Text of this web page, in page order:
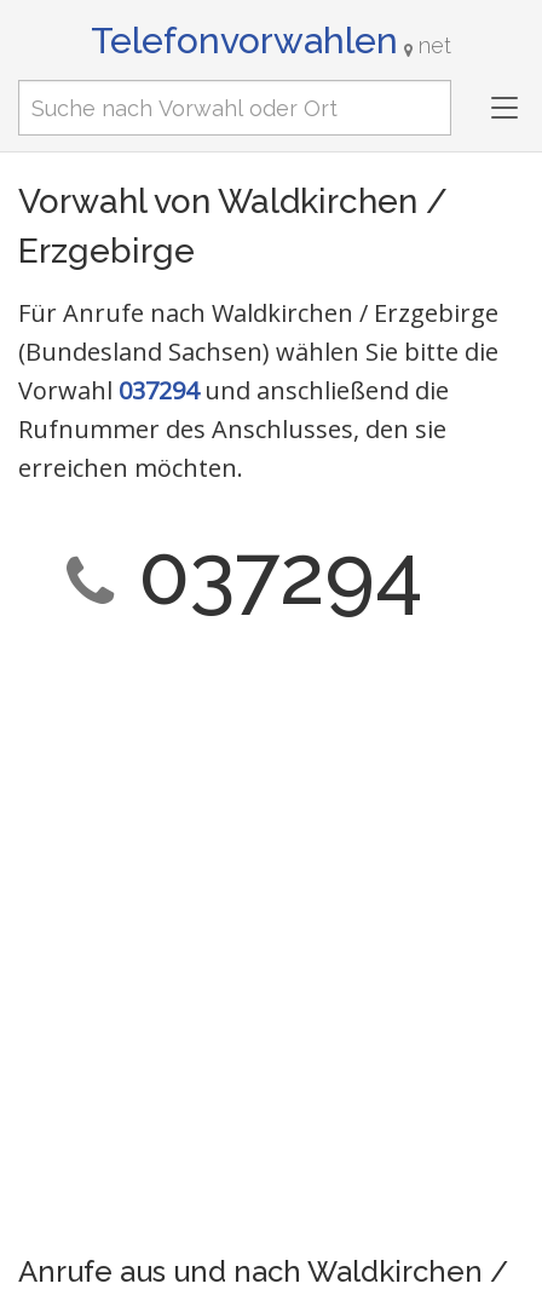
Telefonvorwahlen net
Vorwahl von Waldkirchen /
Erzgebirge
Für Anrufe nach Waldkirchen / Erzgebirge
(Bundesland Sachsen) wählen Sie bitte die
Vorwahl 037294und anschließend die
Rufnummer des Anschlusses, den sie
erreichen möchten.
037294
Anrufe aus und nach Waldkirchen /